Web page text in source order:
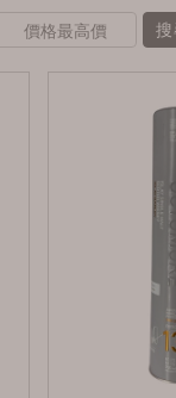
白蘭地
訂